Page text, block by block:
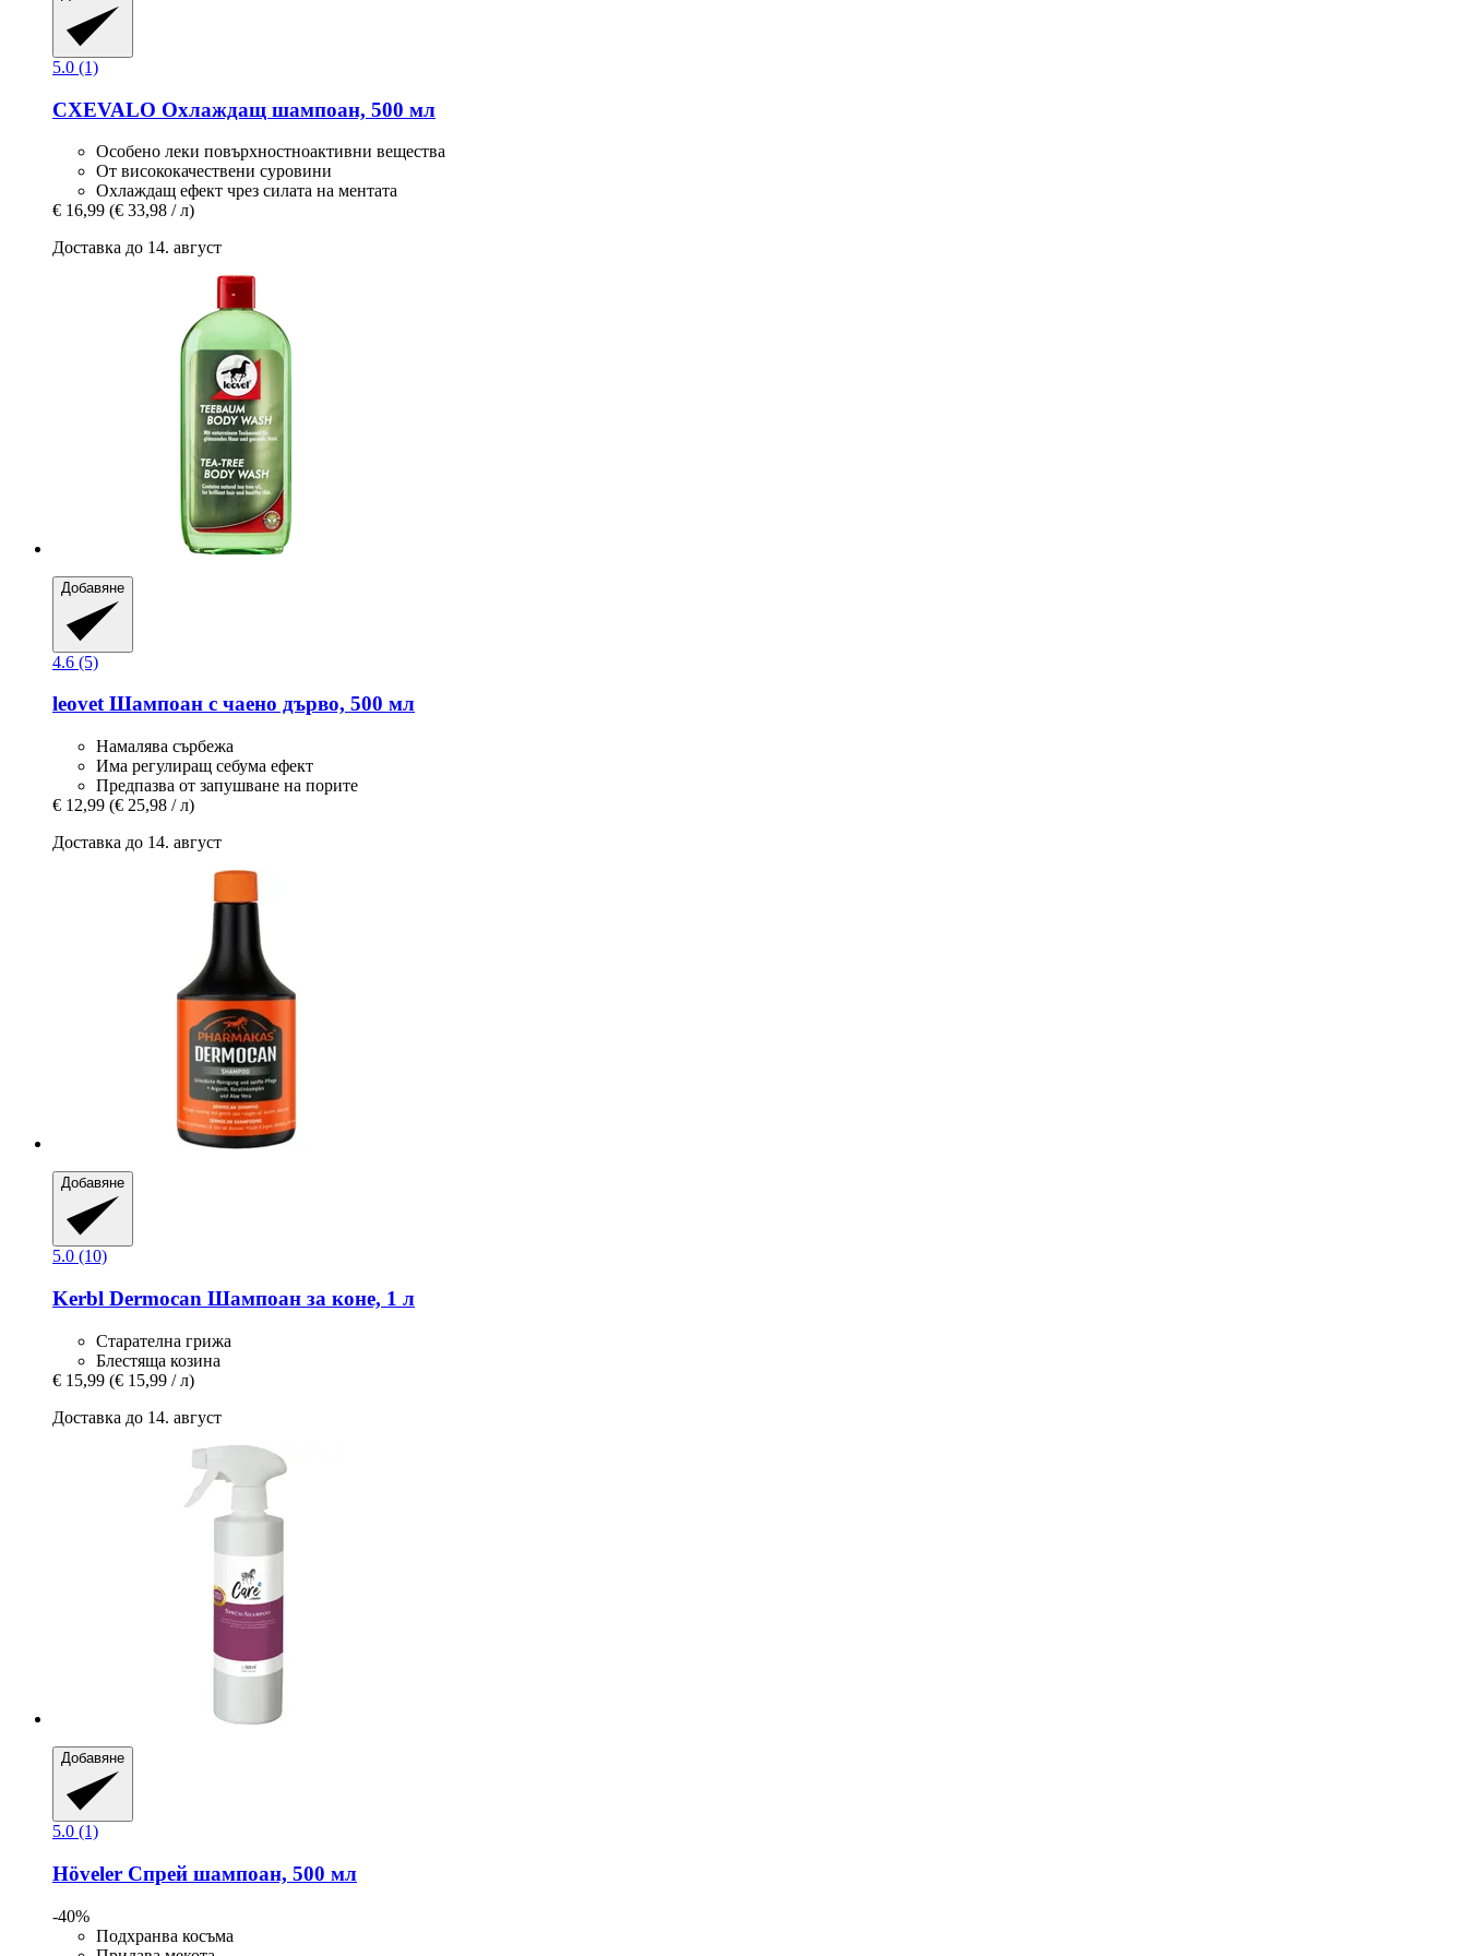
5.0 (1)
CXEVALO Охлаждащ шампоан, 500 мл
Особено леки повърхностноактивни вещества
От висококачествени суровини
Охлаждащ ефект чрез силата на ментата
€ 16,99 (€ 33,98 / л)
Доставка до 14. август
Добавяне
4.6 (5)
leovetШампоан с чаено дърво, 500 мл
Намалява сърбежа
Има регулиращ себума ефект
Предпазва от запушване на порите
€ 12,99 (€ 25,98 / л)
Доставка до 14. август
Добавяне
5.0 (10)
Kerbl Dermocan Шампоан за коне, 1 л
Старателна грижа
Блестяща козина
€ 15,99 (€ 15,99 / л)
Доставка до 14. август
Добавяне
5.0 (1)
Höveler Спрей шампоан, 500 мл
-40%
Подхранва косъма